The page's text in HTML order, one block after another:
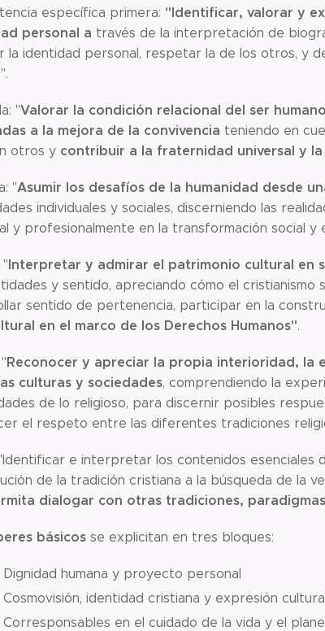
específica primera: "Identificar, valorar y
personal a través de la interpretación de
la identidad personal, respetar la de los otros, y
"Valorar la condición relacional del ser
a la mejora de la convivencia teniendo en
otros y contribuir a la fraternidad universal y
"Asumir los desafíos de la humanidad desde
individuales y sociales, discerniendo las
y profesionalmente en la transformación social y
"Interpretar y admirar el patrimonio cultural en
y sentido, apreciando cómo el cristianismo
sentido de pertenencia, participar en la
en el marco de los Derechos Humanos".
Reconocer y apreciar la propia interioridad, la
culturas y sociedades, comprendiendo la
de lo religioso, para discernir posibles
el respeto entre las diferentes tradiciones
e interpretar los contenidos esenciales
de la tradición cristiana a la búsqueda de la
dialogar con otras tradiciones,
básicos se explicitan en tres bloques:
Dignidad humana y proyecto personal
Cosmovisión, identidad cristiana y expresión
Corresponsables en el cuidado de la vida y el